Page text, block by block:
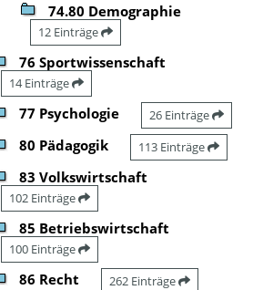
74.80 Demographie
12 Einträge
76 Sportwissenschaft
14 Einträge
77 Psychologie 26 Einträge
80 Pädagogik 113 Einträge
83 Volkswirtschaft
102 Einträge
85 Betriebswirtschaft
100 Einträge
86 Recht 262 Einträge